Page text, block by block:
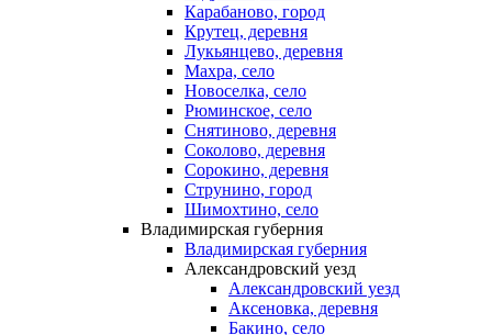
Карабаново, город
Крутец, деревня
Лукьянцево, деревня
Махра, село
Новоселка, село
Рюминское, село
Снятиново, деревня
Соколово, деревня
Сорокино, деревня
Струнино, город
Шимохтино, село
Владимирская губерния
Владимирская губерния
Александровский уезд
Александровский уезд
Аксеновка, деревня
Бакино, село